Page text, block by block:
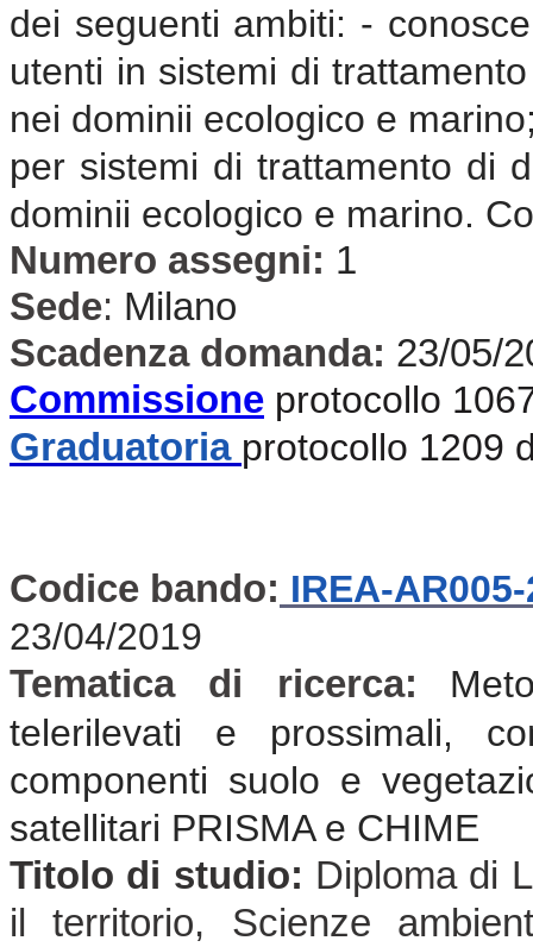
dei seguenti ambiti: -
utenti in sistemi di
nei dominii ecologico e
per sistemi di trattamento di
dominii ecologico e marino.
Numero assegni: 1
Sede: Milano
Scadenza domanda: 23/05/
Commissione protocollo
Graduatoria protocollo 1209
Codice bando: IREA-
23/04/2019
Tematica di ricerca:
telerilevati e prossimali,
componenti suolo e
satellitari PRISMA e CHIME
Titolo di studio: Diploma di
il territorio, Scienze